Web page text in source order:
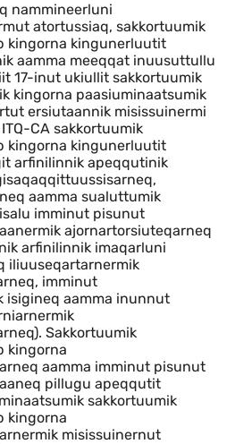
nammineerluni
atortussiaq, sakkortuumik
kingorna kingunerluutit
aamma meeqqat inuusuttullu
17-inut ukiullit sakkortuumik
kingorna paasiuminaatsumik
ersiutaannik misissuinermi
CA sakkortuumik
kingorna kingunerluutit
arfinilinnik apeqqutinik
aamma sualuttumik
imminut pisunut
ajornartorsiuteqarneq
arfinilinnik imaqarluni
iliuuseqartarnermik
imminut
isigineq aamma inunnut
Sakkortuumik
kingorna
aamma imminut pisunut
pillugu apeqqutit
sakkortuumik
kingorna
misissuinernut